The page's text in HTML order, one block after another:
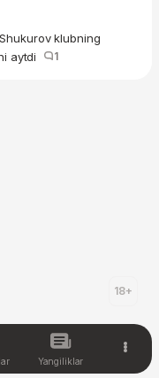
klubning
aytdi
1
18+
Yangiliklar